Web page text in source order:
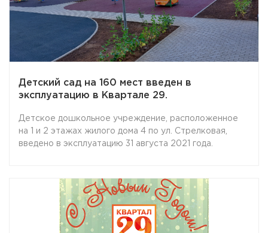
Детский сад на 160 мест введен в
эксплуатацию в Квартале 29.
Детское дошкольное учреждение, расположенное
на 1 и 2 этажах жилого дома 4 по ул. Стрелковая,
введено в эксплуатацию 31 августа 2021 года.